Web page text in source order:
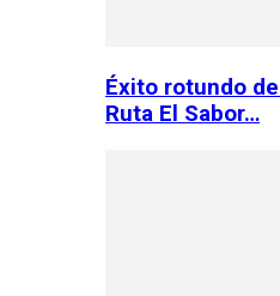
Éxito rotundo
Ruta El Sabor…